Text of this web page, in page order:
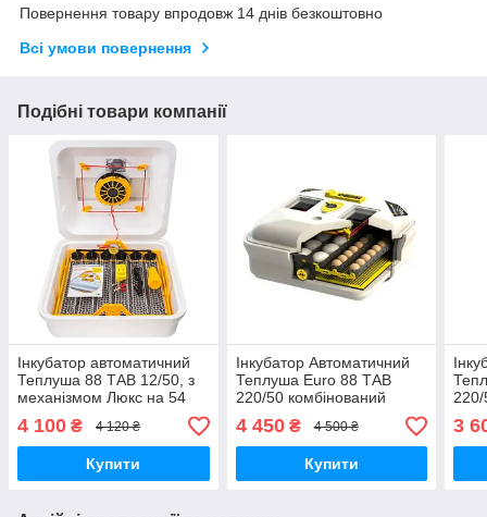
Повернення товару впродовж 14 днів безкоштовно
Всі умови повернення
Подібні товари компанії
Інкубатор автоматичний
Теплуша 88 ТАВ 12/50, з
механізмом Люкс на 54
яйця (тен, вологомір +
адаптор 12В)
4 100 ₴ 4 120 ₴
Купити
Інкубатор Автоматичний
Теплуша Euro 88 ТАВ
220/50 комбінований
корпус! Новинка!
4 450₴ 4 500 ₴
Купити
220/
3